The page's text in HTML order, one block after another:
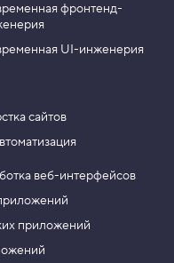
r
a
m
фронтенд-
UI-инженерия
сайтов
веб-интерфейсов
приложений